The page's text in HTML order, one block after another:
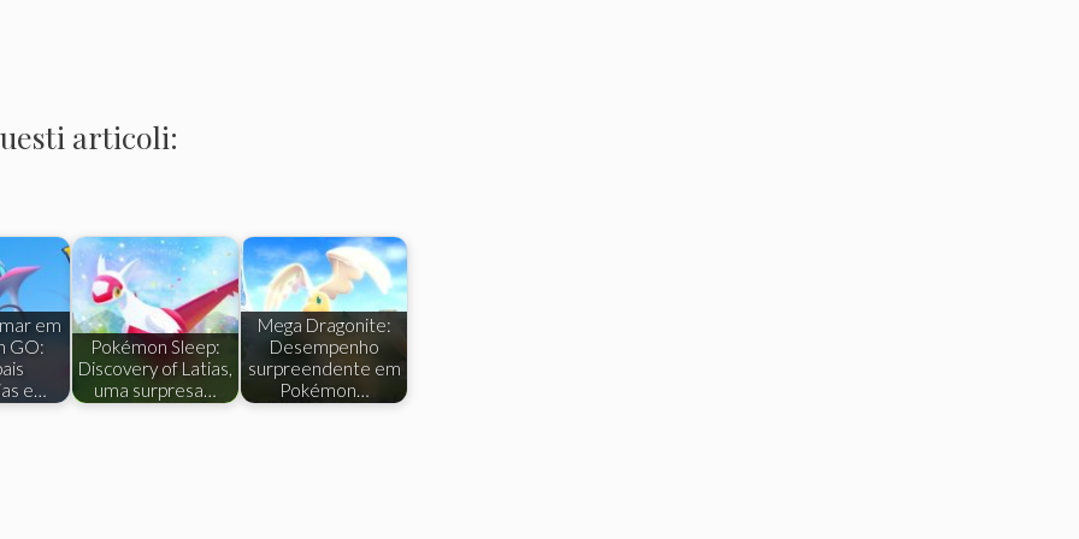
articoli:
em
GO:
e…
Pokémon Sleep:
Discovery of Latias,
uma surpresa…
Mega Dragonite:
Desempenho
surpreendente em
Pokémon…